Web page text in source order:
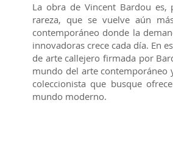
La obra de Vincent Bardou
rareza, que se vuelve aún
contemporáneo donde la
innovadoras crece cada día. En
de arte callejero firmada por
mundo del arte
coleccionista que busque
mundo moderno.